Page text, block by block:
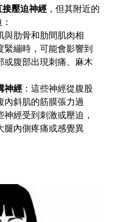
接壓迫神經 ，但其附近的
與肋骨和肋間肌肉相
繃時，可能會影響到
或腹部出現刺痛、麻木
神經 ：這些神經從腹股
內斜肌的筋膜張力過
經受到刺激或壓迫，
腿內側疼痛或感覺異